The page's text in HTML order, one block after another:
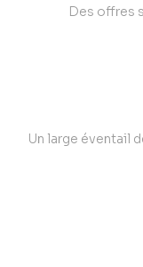
Des offres
Un large éventail